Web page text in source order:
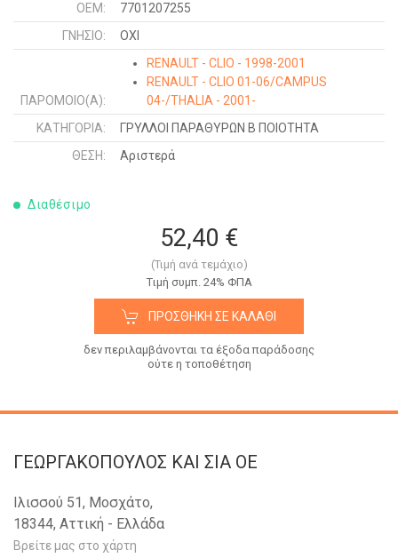
OEM:
7701207255
ΓΝΉΣΙΟ:
ΟΧΙ
ΠΑΡΌΜΟΙΟ(Α):
RENAULT - CLIO - 1998-2001
RENAULT - CLIO 01-06/CAMPUS
04-/THALIA - 2001-
ΚΑΤΗΓΟΡΊΑ:
ΓΡΥΛΛΟΙ ΠΑΡΑΘΥΡΩΝ Β ΠΟΙΟΤΗΤΑ
ΘΈΣΗ:
Αριστερά
Διαθέσιμο
52,40 €
(Τιμή ανά τεμάχιο)
Tιμή συμπ. 24% ΦΠΑ
ΠΡΟΣΘΉΚΗ ΣΕ ΚΑΛΆΘΙ
δεν περιλαμβάνονται τα έξοδα παράδοσης
ούτε η τοποθέτηση
ΓΕΩΡΓΑΚΟΠΟΥΛΟΣ KAI ΣΙΑ OE
Ιλισσού 51, Μοσχάτο,
18344, Αττική - Ελλάδα
Βρείτε μας στο χάρτη